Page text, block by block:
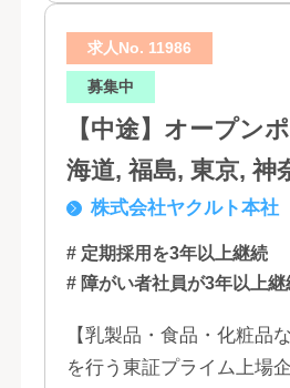
求人No. 11986
募集中
【中途】オープンポ
海道, 福島, 東京, 神
岡, 大阪, 兵庫, 福岡,
株式会社ヤクルト本社
# 定期採用を3年以上継続
# 障がい者社員が3年以上
【乳製品・食品・化粧品
を行う東証プライム上場